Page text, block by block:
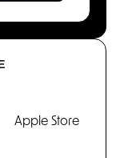
Apple Store